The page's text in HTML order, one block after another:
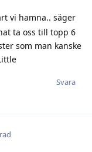
vi hamna.. säger
ta oss till topp 6
som man kanske
Svara